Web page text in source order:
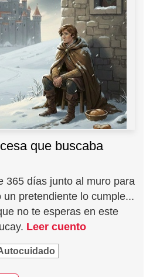
que buscaba
365 días junto al muro para
pretendiente lo cumple...
no te esperas en este
Leer cuento